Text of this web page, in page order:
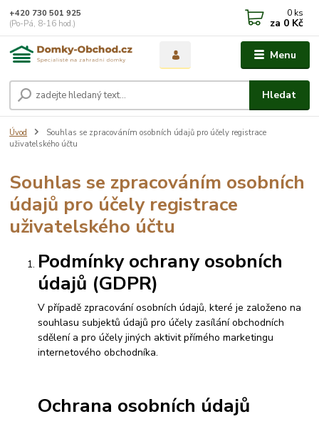
Menu
Hledat
+420 730 501 925
(Po-Pá, 8-16 hod.)
0 ks
za 0 Kč
Úvod
Souhlas se zpracováním osobních údajů pro účely registrace
uživatelského účtu
Souhlas se zpracováním osobních
údajů pro účely registrace
uživatelského účtu
Podmínky ochrany osobních
údajů (GDPR)
V případě zpracování osobních údajů, které je založeno na
souhlasu subjektů údajů pro účely zasílání obchodních
sdělení a pro účely jiných aktivit přímého marketingu
internetového obchodníka.
Ochrana osobních údajů